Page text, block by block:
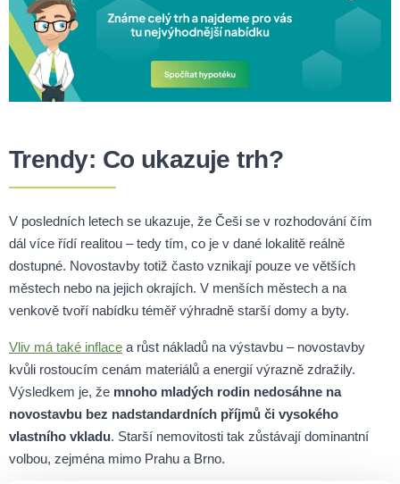
Trendy: Co ukazuje trh?
V posledních letech se ukazuje, že Češi se v rozhodování čím
dál více řídí realitou – tedy tím, co je v dané lokalitě reálně
dostupné. Novostavby totiž často vznikají pouze ve větších
městech nebo na jejich okrajích. V menších městech a na
venkově tvoří nabídku téměř výhradně starší domy a byty.
Vliv má také inflace a růst nákladů na výstavbu – novostavby
kvůli rostoucím cenám materiálů a energií výrazně zdražily.
Výsledkem je, že mnoho mladých rodin nedosáhne na
novostavbu bez nadstandardních příjmů či vysokého
vlastního vkladu. Starší nemovitosti tak zůstávají dominantní
volbou, zejména mimo Prahu a Brno.